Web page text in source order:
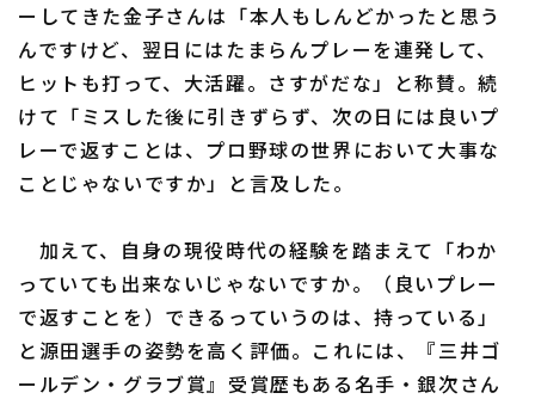
運営会社（別ウィンドウで開く） よくある質問
特定商取引法の表示 （別ウィンドウで開く
ーしてきた金子さんは「本人もしんどかったと思う
んですけど、翌日にはたまらんプレーを連発して、
ヒットも打って、大活躍。さすがだな」と称賛。続
けて「ミスした後に引きずらず、次の日には良いプ
レーで返すことは、プロ野球の世界において大事な
ことじゃないですか」と言及した。
加えて、自身の現役時代の経験を踏まえて「わか
っていても出来ないじゃないですか。（良いプレー
で返すことを）できるっていうのは、持っている」
と源田選手の姿勢を高く評価。これには、『三井ゴ
ールデン・グラブ賞』受賞歴もある名手・銀次さん